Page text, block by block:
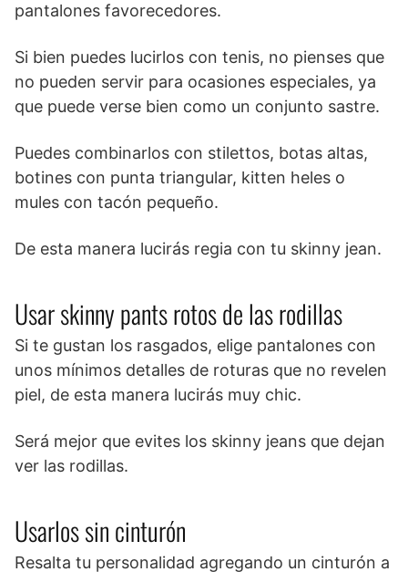
pantalones favorecedores.
Si bien puedes lucirlos con tenis, no pienses que
no pueden servir para ocasiones especiales, ya
que puede verse bien como un conjunto sastre.
Puedes combinarlos con stilettos, botas altas,
botines con punta triangular, kitten heles o
mules con tacón pequeño.
De esta manera lucirás regia con tu skinny jean.
Usar skinny pants rotos de las rodillas
Si te gustan los rasgados, elige pantalones con
unos mínimos detalles de roturas que no revelen
piel, de esta manera lucirás muy chic.
Será mejor que evites los skinny jeans que dejan
ver las rodillas.
Usarlos sin cinturón
Resalta tu personalidad agregando un cinturón a